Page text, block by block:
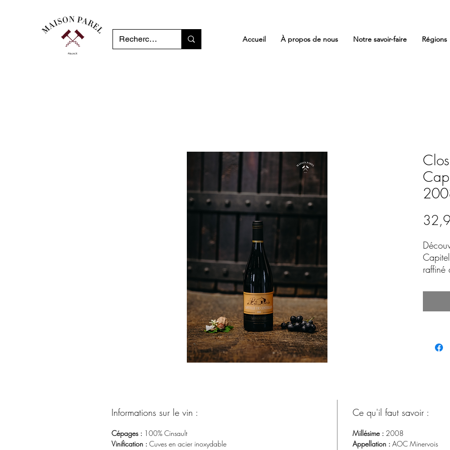
Accueil À propos de nous Notre savoir-faire Régions
raffiné
Informations sur le vin :
Cépages : 100% Cinsault
Vinification : Cuves en acier inoxydable
Ce qu'il faut savoir :
Millésime : 2008
Appellation : AOC Minervois